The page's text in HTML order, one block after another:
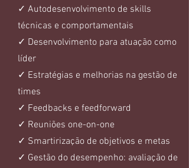
✓ Autodesenvolvimento de skills
técnicas e comportamentais
✓ Desenvolvimento para atuação como
líder
✓ Estratégias e melhorias na gestão de
times
✓ Feedbacks e feedforward
✓ Reuniões one-on-one
✓ Smartirização de objetivos e metas
✓ Gestão do desempenho: avaliação de